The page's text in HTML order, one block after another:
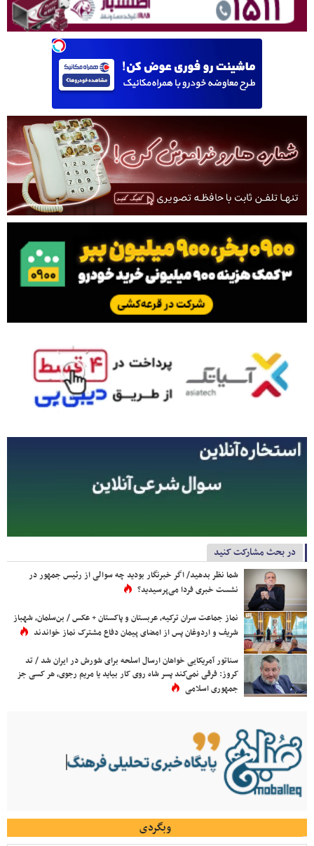
در بحث مشارکت کنید
شما نظر بدهید/ اگر خبرنگار بودید چه سوالی از رئیس جمهور در
نشست خبری فردا می‌پرسیدید؟
نماز جماعت سران ترکیه، عربستان و پاکستان + عکس / بن‌سلمان، شهباز
شریف و اردوغان پس از امضای پیمان دفاع مشترک نماز خواندند
سناتور آمریکایی خواهان ارسال اسلحه برای شورش در ایران شد / تد
کروز: فرقی نمی‌کند پسر شاه روی کار بیاید یا مریم رجوی، هر کسی جز
جمهوری اسلامی
وبگردی